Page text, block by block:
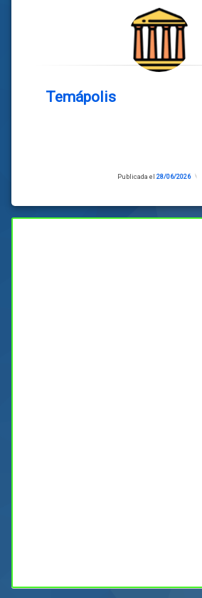
Temápolis
Publicada el 28/06/2026